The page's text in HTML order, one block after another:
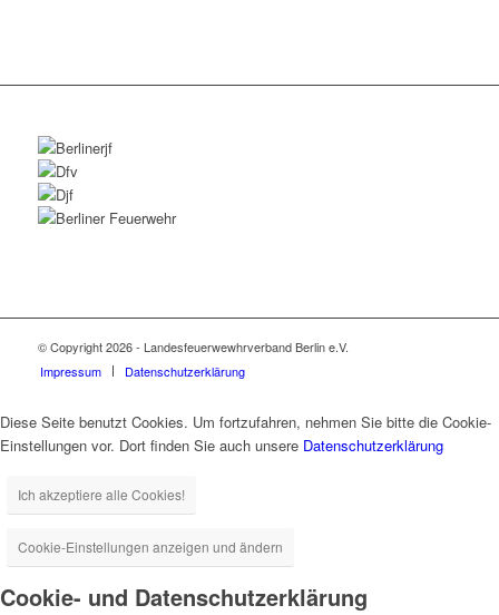
© Copyright2026 - Landesfeuerwewhrverband Berlin e.V.
Impressum
Datenschutzerklärung
Diese Seite benutzt Cookies. Um fortzufahren, nehmen Sie bitte die Cookie-
Einstellungen vor. Dort finden Sie auch unsere Datenschutzerklärung
Ich akzeptiere alle Cookies!
Cookie-Einstellungen anzeigen und ändern
Cookie- und Datenschutzerklärung